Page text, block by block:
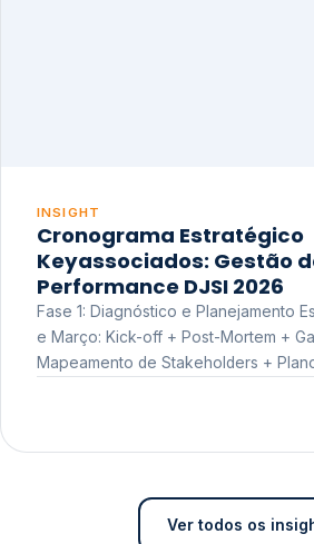
INSIGHT
Cronograma Estratégico
Keyassociados: Gestão
Performance DJSI 2026
Fase 1: Diagnóstico e Planejamento
e Março: Kick-off + Post-Mortem +
Mapeamento de Stakeholders +
Ver todos os